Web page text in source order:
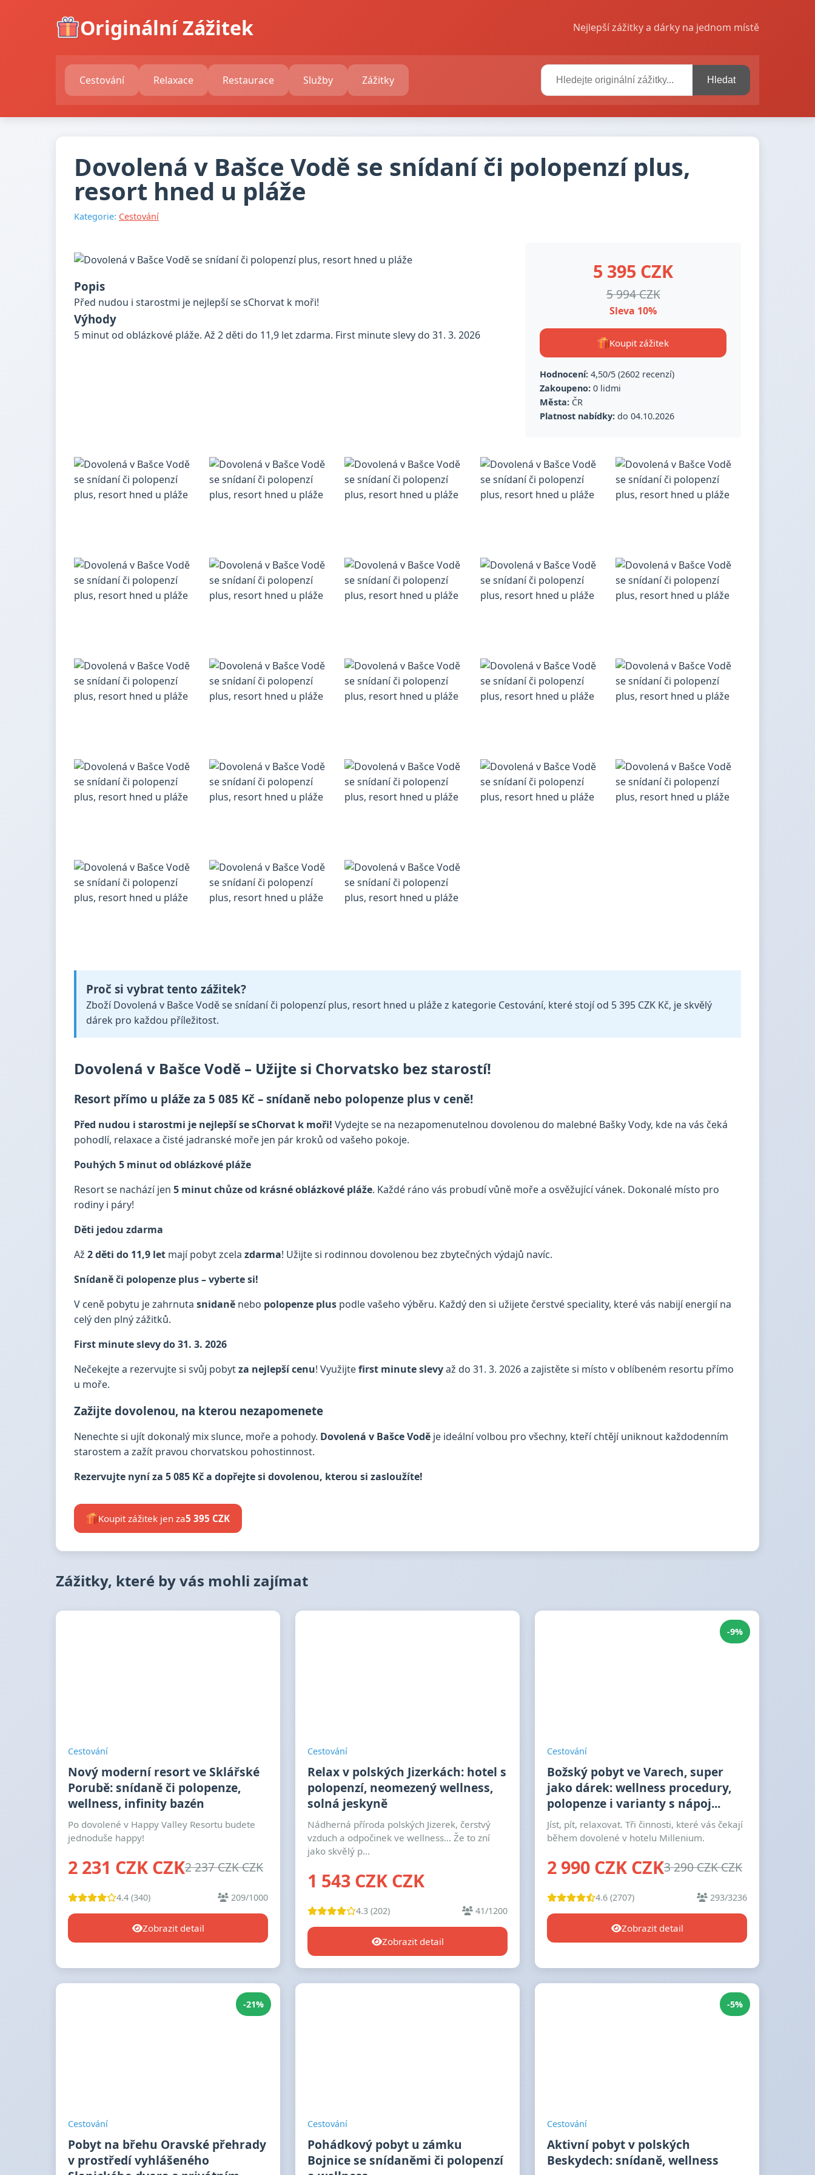
Originální Zážitek Nejlepší zážitky a dárky na jednom místě
Cestování Relaxace Restaurace Služby Zážitky Hledat
Dovolená v Bašce Vodě se snídaní či polopenzí plus,
resort hned u pláže
Kategorie: Cestování
Popis
Před nudou i starostmi je nejlepší se sChorvat k moři!
Výhody
5 minut od oblázkové pláže. Až 2 děti do 11,9 let zdarma. First minute slevy do 31. 3. 2026
5 395 CZK
5 994 CZK
Sleva 10%
Koupit zážitek
Hodnocení: 4,50/5 (2602 recenzí)
Zakoupeno: 0 lidmi
Města: ČR
Platnost nabídky: do 04.10.2026
Proč si vybrat tento zážitek?
Zboží Dovolená v Bašce Vodě se snídaní či polopenzí plus, resort hned u pláže z kategorie Cestování, které stojí od 5 395 CZK Kč, je skvělý
dárek pro každou příležitost.
Dovolená v Bašce Vodě – Užijte si Chorvatsko bez starostí!
Resort přímo u pláže za 5 085 Kč – snídaně nebo polopenze plus v ceně!
Před nudou i starostmi je nejlepší se sChorvat k moři! Vydejte se na nezapomenutelnou dovolenou do malebné Bašky Vody, kde na vás čeká
pohodlí, relaxace a čisté jadranské moře jen pár kroků od vašeho pokoje.
Pouhých 5 minut od oblázkové pláže
Resort se nachází jen 5 minut chůze od krásné oblázkové pláže. Každé ráno vás probudí vůně moře a osvěžující vánek. Dokonalé místo pro
rodiny i páry!
Děti jedou zdarma
Až 2 děti do 11,9 let mají pobyt zcela zdarma! Užijte si rodinnou dovolenou bez zbytečných výdajů navíc.
Snídaně či polopenze plus – vyberte si!
V ceně pobytu je zahrnuta snidaně nebo polopenze plus podle vašeho výběru. Každý den si užijete čerstvé speciality, které vás nabijí energií na
celý den plný zážitků.
First minute slevy do 31. 3. 2026
Nečekejte a rezervujte si svůj pobytza nejlepší cenu! Využijtefirst minute slevyaž do 31. 3. 2026 a zajistěte si místo v oblíbeném resortu přímo
u moře.
Zažijte dovolenou, na kterou nezapomenete
Nenechte si ujít dokonalý mix slunce, moře a pohody. Dovolená v Bašce Vodě je ideální volbou pro všechny, kteří chtějí uniknout každodenním
starostem a zažít pravou chorvatskou pohostinnost.
Rezervujte nyní za 5 085 Kč a dopřejte si dovolenou, kterou si zasloužíte!
Koupit zážitek jen za5 395 CZK
Zážitky, které by vás mohli zajímat
Cestování
Nový moderní resort ve Sklářské
Porubě: snídaně či polopenze,
wellness, infinity bazén
Po dovolené v Happy Valley Resortu budete
jednoduše happy!
2 231 CZK CZK2 237 CZK CZK
4.4 (340) 209/1000
Zobrazit detail
Cestování
Relax v polských Jizerkách: hotel s
polopenzí, neomezený wellness,
solná jeskyně
Nádherná příroda polských Jizerek, čerstvý
vzduch a odpočinek ve wellness... Že to zní
jako skvělý p...
1 543 CZK CZK
4.3 (202) 41/1200
Zobrazit detail
-9%
Cestování
Božský pobyt ve Varech, super
jako dárek: wellness procedury,
polopenze i varianty s nápoj...
Jíst, pít, relaxovat. Tři činnosti, které vás čekají
během dovolené v hotelu Millenium.
2 990 CZK CZK3 290 CZK CZK
4.6 (2707) 293/3236
Zobrazit detail
-21%
Cestování
Pobyt na břehu Oravské přehrady
v prostředí vyhlášeného
Cestování
Pohádkový pobyt u zámku
Bojnice se snídaněmi či polopenzí
-5%
Cestování
Aktivní pobyt v polských
Beskydech: snídaně, wellness